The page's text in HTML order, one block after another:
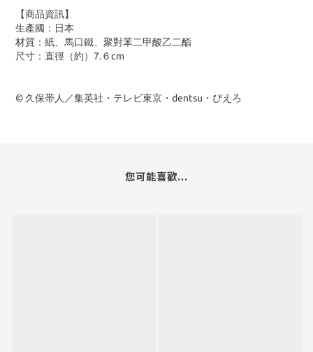
【商品資訊】
生產國：日本
材質 ：紙、馬口鐵、聚對苯二甲酸乙二酯
尺寸 ：直徑（約）7.６cm
© 久保帯人／集英社・テレビ東京・dentsu・ぴえろ
您可能喜歡...